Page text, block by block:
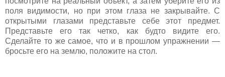
поля видимости, но при этом глаза не закрывайте. С
открытыми глазами представьте себе этот предмет.
Представьте его так четко, как будто видите его.
Сделайте то же самое, что и в прошлом упражнении —
бросьте его на землю, положите на стол.